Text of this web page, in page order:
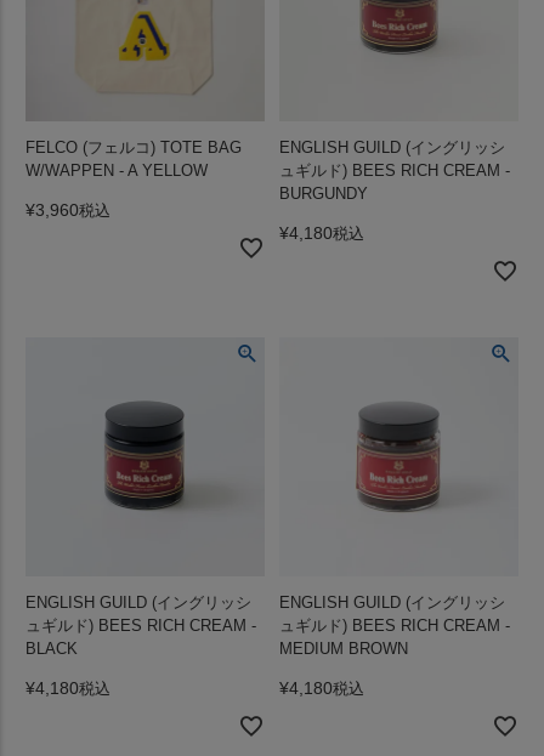
FELCO (フェルコ) TOTE BAG
W/WAPPEN - A YELLOW
¥3,960税込
ENGLISH GUILD (イングリッシ
ュギルド) BEES RICH CREAM -
BURGUNDY
¥4,180税込
ENGLISH GUILD (イングリッシ
ュギルド) BEES RICH CREAM -
BLACK
¥4,180税込
ENGLISH GUILD (イングリッシ
ュギルド) BEES RICH CREAM -
MEDIUM BROWN
¥4,180税込